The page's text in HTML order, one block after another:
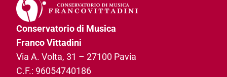
Conservatorio di Musica
Franco Vittadini
Via A. Volta, 31­ – 27100 Pavia
C.F.: 96054740186­